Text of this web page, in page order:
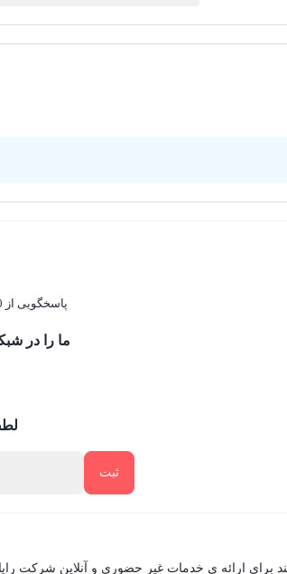
پاسخگویی از 10 صبح الی 19
ما را در
برای ارائه ی خدمات غیر حضوری و آنلاین شرکت